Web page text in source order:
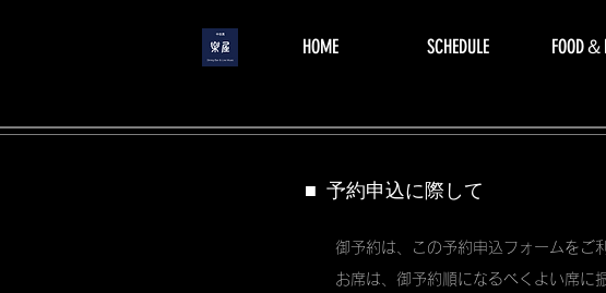
menu HOME SCHEDULE FOOD
■ 予約申込に際して
御予約は、この予約申込フォームを
お席は、御予約順になるべくよい席に